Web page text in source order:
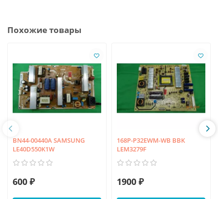
Похожие товары
BN44-00440A SAMSUNG
LE40D550K1W
600 ₽
168P-P32EWM-WB BBK
LEM3279F
1900 ₽